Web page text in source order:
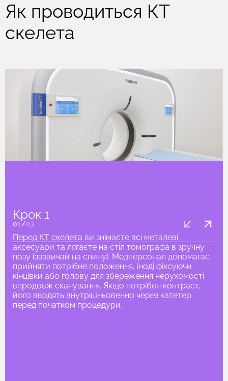
Як проводиться КТ
скелета
Крок 1
Перед КТ скелета ви знімаєте всі металеві
аксесуари та лягаєте на стіл томографа в зручну
позу (зазвичай на спину). Медперсонал допомагає
прийняти потрібне положення, іноді фіксуючи
кінцівки або голову для збереження нерухомості
впродовж сканування. Якщо потрібен контраст,
його вводять внутрішньовенно через катетер
перед початком процедури.
01/03